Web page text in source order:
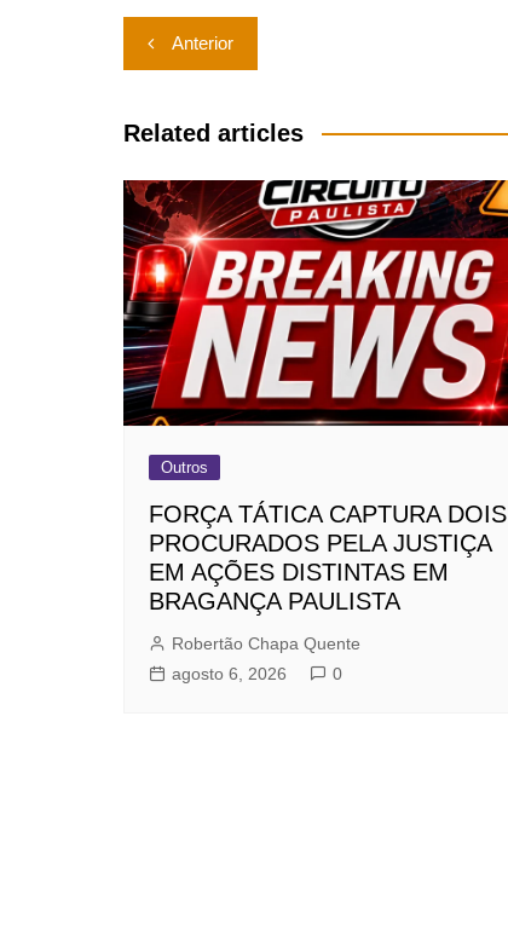
Navegação
de
Post
Anterior
Related articles
Outros
FORÇA TÁTICA CAPTURA DOIS
PROCURADOS PELA JUSTIÇA
EM AÇÕES DISTINTAS EM
BRAGANÇA PAULISTA
Robertão Chapa Quente
agosto 6, 2026
0